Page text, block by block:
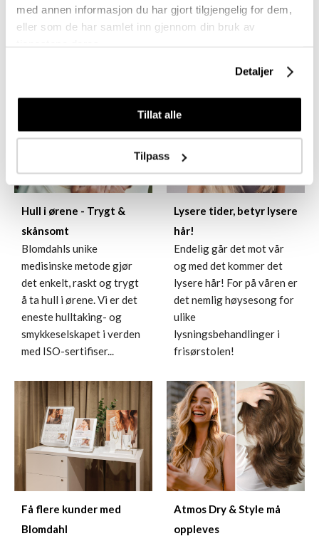
med annen informasjon du har gjort tilgjengelig for dem,
eller som de har samlet inn gjennom din bruk av
Detaljer
Tillat alle
Tilpass
Dette er en seier som
betyr ekstra mye – fo...
Wave den perfekte
Hull i ørene - Trygt &
skånsomt
Blomdahls unike
medisinske metode gjør
det enkelt, raskt og trygt
å ta hull i ørene. Vi er det
eneste hulltaking- og
smykkeselskapet i verden
med ISO-sertifiser...
Lysere tider, betyr lysere
hår!
Endelig går det mot vår
og med det kommer det
lysere hår! For på våren er
det nemlig høysesong for
ulike
lysningsbehandlinger i
frisørstolen!
Få flere kunder med
Blomdahl
Atmos Dry & Style må
oppleves